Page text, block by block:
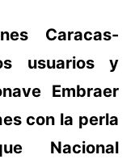
Caracas-
usuarios y
Embraer
con la perla
Nacional